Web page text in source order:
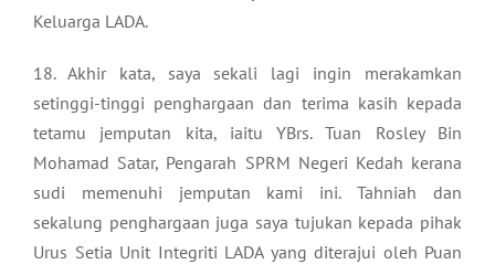
Keluarga LADA.
18. Akhir kata, saya sekali lagi ingin merakamkan
setinggi-tinggi penghargaan dan terima kasih kepada
tetamu jemputan kita, iaitu YBrs. Tuan Rosley Bin
Mohamad Satar, Pengarah SPRM Negeri Kedah kerana
sudi memenuhi jemputan kami ini. Tahniah dan
sekalung penghargaan juga saya tujukan kepada pihak
Urus Setia Unit Integriti LADA yang diterajui oleh Puan